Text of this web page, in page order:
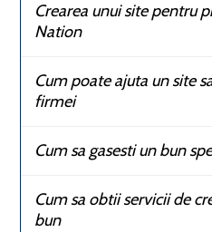
Crearea unui site pentru
Nation
Cum poate ajuta un site
firmei
Cum sa gasesti un bun
Cum sa obtii servicii de
bun